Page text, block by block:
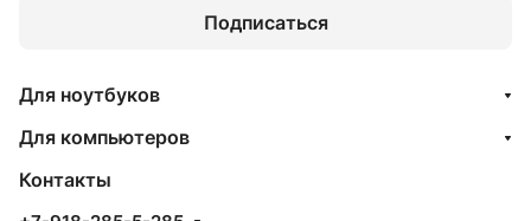
Подписаться
Для ноутбуков
Для компьютеров
Контакты